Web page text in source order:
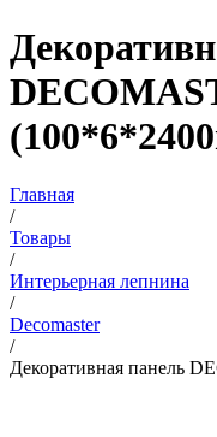
Главная
/
Товары
/
Интерьерная лепнина
/
Decomaster
/
Декоративная панель